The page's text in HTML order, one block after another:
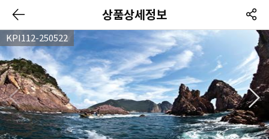
상품상세정보
KPI112-250522